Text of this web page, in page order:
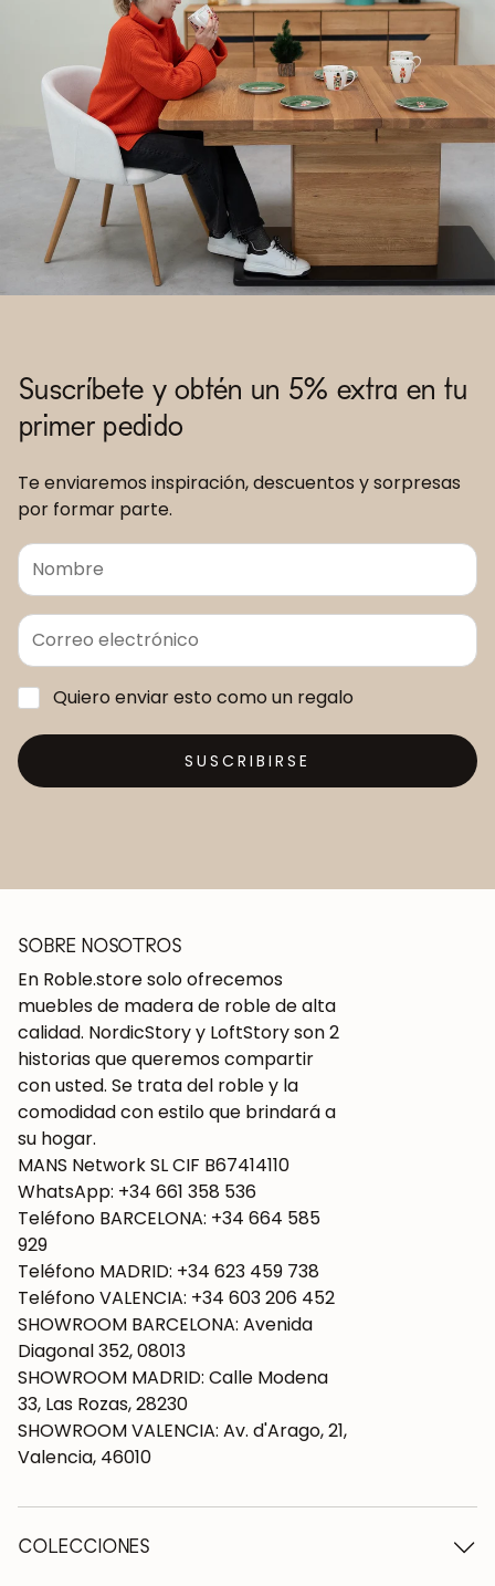
Suscríbete y obtén un 5% extra en tu
primer pedido
Te enviaremos inspiración, descuentos y sorpresas
por formar parte.
Quiero enviar esto como un regalo
SUSCRIBIRSE
SOBRE NOSOTROS
En Roble.store solo ofrecemos
muebles de madera de roble de alta
calidad. NordicStory y LoftStory son 2
historias que queremos compartir
con usted. Se trata del roble y la
comodidad con estilo que brindará a
su hogar.
MANS Network SL CIF B67414110
WhatsApp: +34 661 358 536
Teléfono BARCELONA: +34 664 585
929
Teléfono MADRID: +34 623 459 738
Teléfono VALENCIA: +34 603 206 452
SHOWROOM BARCELONA: Avenida
Diagonal 352, 08013
SHOWROOM MADRID: Calle Modena
33, Las Rozas, 28230
SHOWROOM VALENCIA: Av. d'Arago, 21,
Valencia, 46010
COLECCIONES